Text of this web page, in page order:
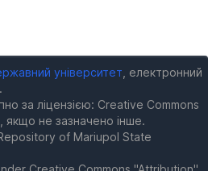
університет , електронний
за ліцензією: Creative Commons
якщо не зазначено інше.
of Mariupol State